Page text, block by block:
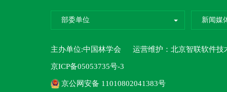
部委单位 新闻媒
主办单位:中国林学会 运营维护： 北京智联软件技
京ICP备05053735号-3
京公网安备 11010802041383号